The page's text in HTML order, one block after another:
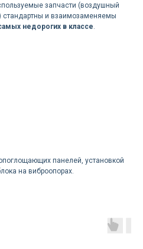
запчасти (воздушный
стандартны и взаимозаменяемы
недорогих в классе.
панелей, установкой
на виброопорах.